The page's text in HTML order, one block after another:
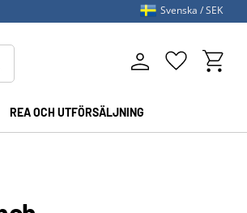
REA OCH UTFÖRSÄLJNING
Favoriter
Svenska SEK